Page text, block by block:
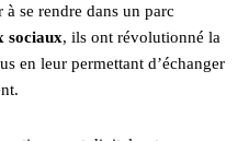
se rendre dans un parc
sociaux, ils ont révolutionné la
en leur permettant d’échanger